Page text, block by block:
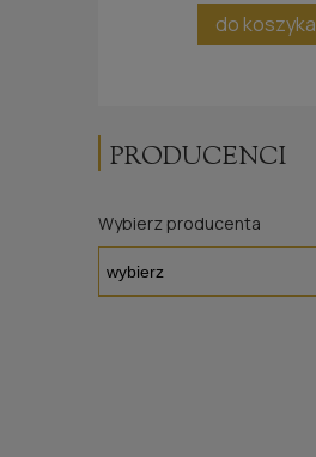
do koszyka
PRODUCENCI
Wybierz producenta